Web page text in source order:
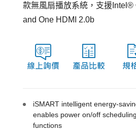
款無風扇播放系統，支援Intel®
and One HDMI 2.0b
iSMART intelligent energy-
enables power on/off
functions